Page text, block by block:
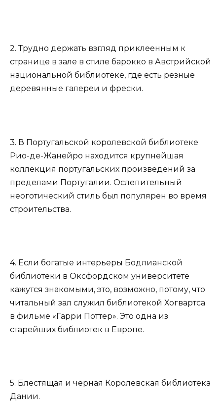
2. Трудно держать взгляд приклеенным к
странице в зале в стиле барокко в Австрийской
национальной библиотеке, где есть резные
деревянные галереи и фрески.
3. В Португальской королевской библиотеке
Рио-де-Жанейро находится крупнейшая
коллекция португальских произведений за
пределами Португалии. Ослепительный
неоготический стиль был популярен во время
строительства.
4. Если богатые интерьеры Бодлианской
библиотеки в Оксфордском университете
кажутся знакомыми, это, возможно, потому, что
читальный зал служил библиотекой Хогвартса
в фильме «Гарри Поттер». Это одна из
старейших библиотек в Европе.
5. Блестящая и черная Королевская библиотека
Дании.